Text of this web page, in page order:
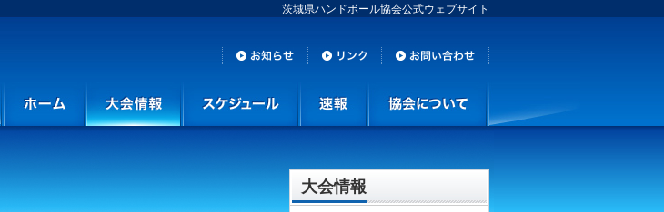
茨城県ハンドボール協会公式ウェブサイト
大会情報